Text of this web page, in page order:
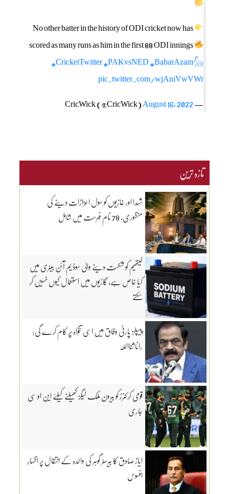
No other batter in the history of ODI cricket now has
scored as many runs as him in the first 88 ODI innings
#CricketTwitter#PAKvsNED#BabarAzam𓃵
pic.twitter.com/wjAniVwVWr
— CricWick (@CricWick)
August 16, 2022
تازہ ترین
شہدا اور غازیوں کو سول اعزازات دینے کی
منظوری، 78 نام فہرست میں شامل
لیتھیم کو شکست دینے والی سوڈیم آئن بیٹری میں
کیا خاص ہے، گاڑیوں میں استعمال کیوں نہیں کر
سکتے
پیپلز پارٹی وفاق میں اسی تنخواہ پر کام کرے گی:
رانا ثنااللہ
قومی کرکٹرز کو بیرون ملک لیگز کھیلنے کیلئے این او سی
جاری
ایاز صادق کا بیرسٹر گوہر کی والدہ کے انتقال پر اظہارِ
افسوس